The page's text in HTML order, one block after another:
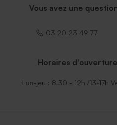
Vous avez une
03 20 23 49 77
Horaires
Lun-jeu : 8.30 - 12h /13-17h